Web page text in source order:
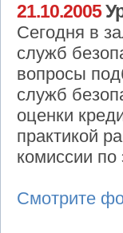
21.10.2005
Сегодня в
служб
вопросы
служб
оценки
практикой
комиссии
Смотрите